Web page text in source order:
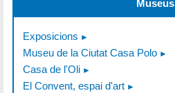
Museus
Exposicions
Museu de la Ciutat Casa Polo
Casa de l'Oli
El Convent, espai d'art